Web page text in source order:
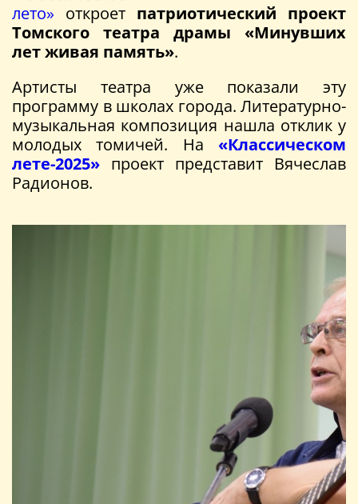
лето» откроет патриотический проект
Томского театра драмы «Минувших
лет живая память».
Артисты театра уже показали эту
программу в школах города. Литературно-
музыкальная композиция нашла отклик у
молодых томичей. На «Классическом
лете-2025» проект представит Вячеслав
Радионов.